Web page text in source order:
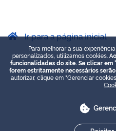
Ir para a página inicial
Para melhorar a sua
personalizados, utilizamos cookies.
funcionalidades do site. Se clicar em
forem estritamente necessários
autorizar, clique em "Gerenciar